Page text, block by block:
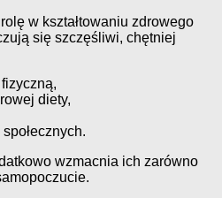
w kształtowaniu zdrowego
się szczęśliwi, chętniej
diety,
wzmacnia ich zarówno